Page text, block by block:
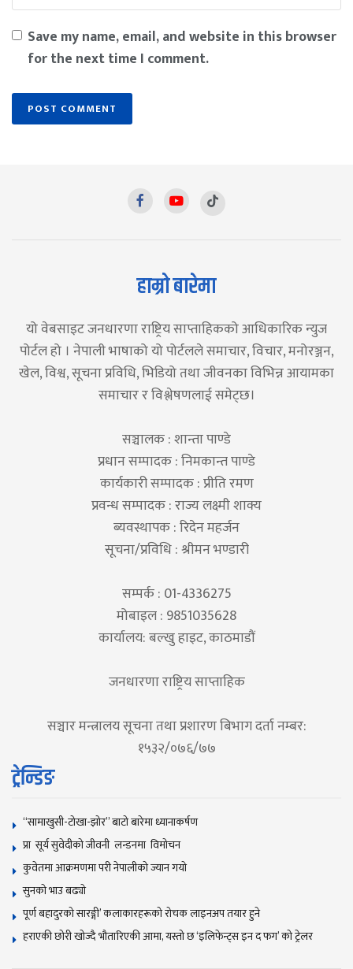
Save my name, email, and website in this browser
for the next time I comment.
हाम्रो बारेमा
यो वेबसाइट जनधारणा राष्ट्रिय साप्ताहिकको आधिकारिक न्युज
पोर्टल हो । नेपाली भाषाको यो पोर्टलले समाचार, विचार, मनोरञ्जन,
खेल, विश्व, सूचना प्रविधि, भिडियो तथा जीवनका विभिन्न आयामका
समाचार र विश्लेषणलाई समेट्छ।
सञ्चालक : शान्ता पाण्डे
प्रधान सम्पादक : निमकान्त पाण्डे
कार्यकारी सम्पादक : प्रीति रमण
प्रवन्ध सम्पादक : राज्य लक्ष्मी शाक्य
ब्यवस्थापक : रिदेन महर्जन
सूचना/प्रविधि : श्रीमन भण्डारी
सम्पर्क : 01-4336275
मोबाइल : 9851035628
कार्यालय: बल्खु हाइट, काठमाडौं
जनधारणा राष्ट्रिय साप्ताहिक
सञ्चार मन्त्रालय सूचना तथा प्रशारण बिभाग दर्ता नम्बर:
१५३२/०७६/७७
ट्रेन्डिङ
“सामाखुसी-टोखा-झोर” बाटो बारेमा ध्यानाकर्षण
प्रा सूर्य सुवेदीको जीवनी लन्डनमा विमोचन
कुवेतमा आक्रमणमा परी नेपालीको ज्यान गयाे
सुनकाे भाउ बढ्याे
पूर्ण बहादुरको सारङ्गी’ कलाकारहरूको रोचक लाइनअप तयार हुने
हराएकी छोरी खोज्दै भौतारिएकी आमा, यस्तो छ ‘इलिफेन्ट्स इन द फग’ को ट्रेलर